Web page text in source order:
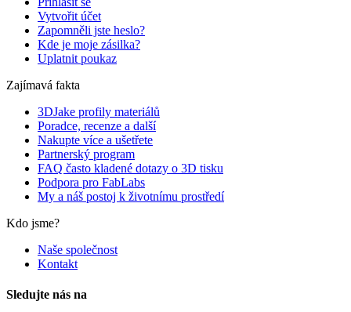
Vytvořit účet
Zapomněli jste heslo?
Kde je moje zásilka?
Uplatnit poukaz
Zajímavá fakta
3DJake profily materiálů
Poradce, recenze a další
Nakupte více a ušetřete
Partnerský program
FAQ často kladené dotazy o 3D tisku
Podpora pro FabLabs
My a náš postoj k životnímu prostředí
Kdo jsme?
Naše společnost
Kontakt
Sledujte nás na